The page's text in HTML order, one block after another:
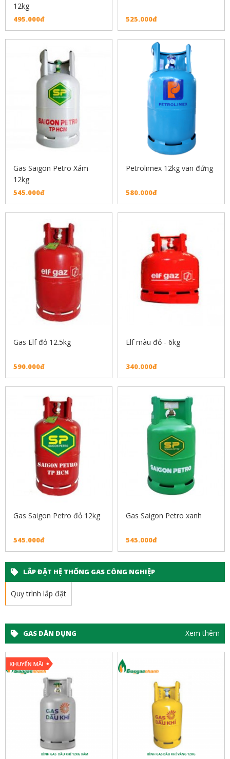
12kg
495.000đ 525.000đ
Gas Saigon Petro Xám
12kg
545.000đ
Petrolimex 12kg van đứng
580.000đ
Gas Elf đỏ 12.5kg
590.000đ
Elf màu đỏ - 6kg
340.000đ
Gas Saigon Petro đỏ 12kg
545.000đ
Gas Saigon Petro xanh
545.000đ
LẮP ĐẶT HỆ THỐNG GAS CÔNG NGHIỆP
Quy trình lắp đặt
GAS DÂN DỤNG Xem thêm